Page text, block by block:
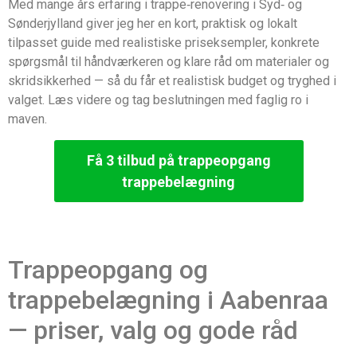
Med mange års erfaring i trappe‑renovering i Syd‑ og
Sønderjylland giver jeg her en kort, praktisk og lokalt
tilpasset guide med realistiske priseksempler, konkrete
spørgsmål til håndværkeren og klare råd om materialer og
skridsikkerhed — så du får et realistisk budget og tryghed i
valget. Læs videre og tag beslutningen med faglig ro i
maven.
Få 3 tilbud på trappeopgang
trappebelægning
Trappeopgang og
trappebelægning i Aabenraa
— priser, valg og gode råd